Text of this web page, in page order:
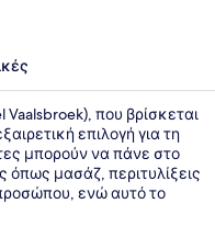
που βρίσκεται
επιλογή για τη
μπορούν να πάνε στο
όπως μασάζ, περιτυλίξεις
ενώ αυτό το
παροχές σε αυτό το